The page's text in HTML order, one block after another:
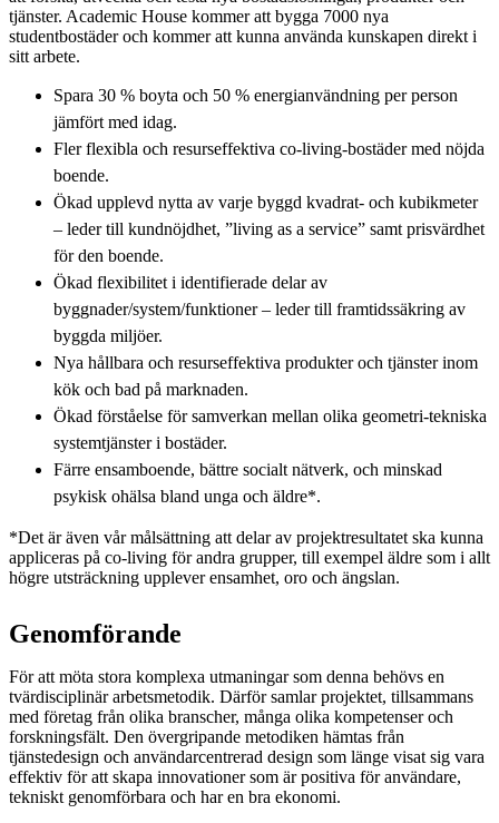
tjänster. Academic House kommer att bygga 7000 nya
studentbostäder och kommer att kunna använda kunskapen direkt i
sitt arbete.
Spara 30 % boyta och 50 % energianvändning per person
jämfört med idag.
Fler flexibla och resurseffektiva co-living-bostäder med nöjda
boende.
Ökad upplevd nytta av varje byggd kvadrat- och kubikmeter
– leder till kundnöjdhet, ”living as a service” samt prisvärdhet
för den boende.
Ökad flexibilitet i identifierade delar av
byggnader/system/funktioner – leder till framtidssäkring av
byggda miljöer.
Nya hållbara och resurseffektiva produkter och tjänster inom
kök och bad på marknaden.
Ökad förståelse för samverkan mellan olika geometri-tekniska
systemtjänster i bostäder.
Färre ensamboende, bättre socialt nätverk, och minskad
psykisk ohälsa bland unga och äldre*.
*Det är även vår målsättning att delar av projektresultatet ska kunna
appliceras på co-living för andra grupper, till exempel äldre som i allt
högre utsträckning upplever ensamhet, oro och ängslan.
Genomförande
För att möta stora komplexa utmaningar som denna behövs en
tvärdisciplinär arbetsmetodik. Därför samlar projektet, tillsammans
med företag från olika branscher, många olika kompetenser och
forskningsfält. Den övergripande metodiken hämtas från
tjänstedesign och användarcentrerad design som länge visat sig vara
effektiv för att skapa innovationer som är positiva för användare,
tekniskt genomförbara och har en bra ekonomi.